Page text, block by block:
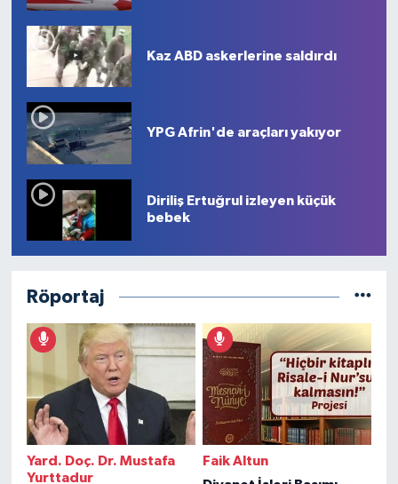
Kaz ABD askerlerine saldırdı
YPG Afrin'de araçları yakıyor
Diriliş Ertuğrul izleyen küçük
bebek
Röportaj
Yard. Doç. Dr. Mustafa
Yurttadur
Faik Altun